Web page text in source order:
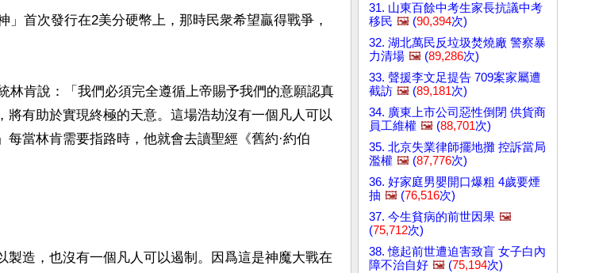
」首次發行在2美分硬幣上，那時民衆希望贏得戰爭，
林肯說：「我們必須完全遵循上帝賜予我們的意願認真
將有助於實現終極的天意。這場浩劫沒有一個凡人可以
當林肯需要指路時，他就會去讀聖經《舊約·約伯
製造，也沒有一個凡人可以遏制。因爲這是神魔大戰在
31. 山東百餘中考生家長抗議中考
移民 🖼️ (90,394次)
32. 湖北萬民反垃圾焚燒廠 警察暴
力清場 🖼️ (89,286次)
33. 聲援李文足提告 709案家屬遭
截訪 🖼️ (89,181次)
34. 廣東上市公司惡性倒閉 供貨商
員工維權 🖼️ (88,701次)
35. 北京失業律師擺地攤 控訴當局
濫權 🖼️ (87,776次)
36. 好家庭男嬰開口爆粗 4歲要煙
抽 🖼️ (76,516次)
37. 今生貧病的前世因果 🖼️
(75,712次)
38. 憶起前世遭迫害致盲 女子白內
障不治自好 🖼️ (75,194次)